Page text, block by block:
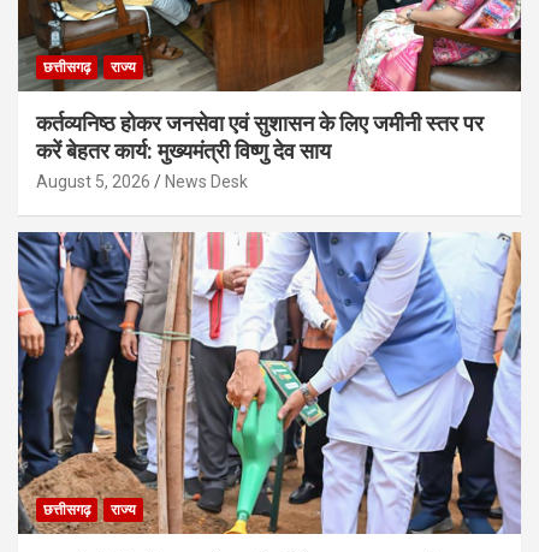
छत्तीसगढ़ राज्य
कर्तव्यनिष्ठ होकर जनसेवा एवं सुशासन के लिए जमीनी स्तर पर
करें बेहतर कार्य: मुख्यमंत्री विष्णु देव साय
August 5, 2026 News Desk
छत्तीसगढ़ राज्य